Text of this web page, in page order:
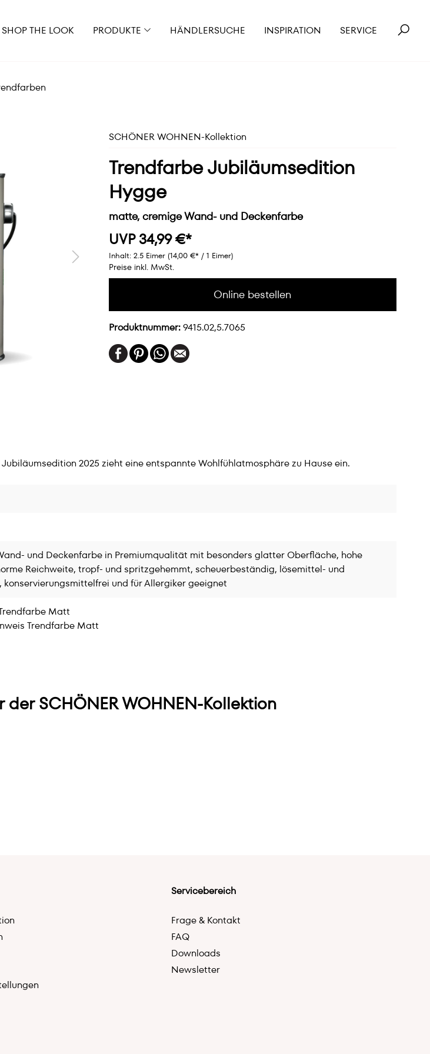
SHOP THE LOOK PRODUKTE HÄNDLERSUCHE INSPIRATION SERVICE
SCHÖNER WOHNEN-Kollektion
Trendfarbe Jubiläumsedition
Hygge
matte, cremige Wand- und Deckenfarbe
UVP 34,99 €*
Inhalt: 2.5 Eimer (14,00 €* / 1 Eimer)
Preise inkl. MwSt.
Online bestellen
Produktnummer:9415.02,5.7065
2025 zieht eine entspannte Wohlfühlatmosphäre zu Hause ein.
und Deckenfarbe in Premiumqualität mit besonders glatter Oberfläche, hohe
Reichweite, tropf- und spritzgehemmt, scheuerbeständig, lösemittel- und
und für Allergiker geeignet
Matt
Trendfarbe Matt
SCHÖNER WOHNEN-Kollektion
Servicebereich
Frage & Kontakt
FAQ
Downloads
Newsletter